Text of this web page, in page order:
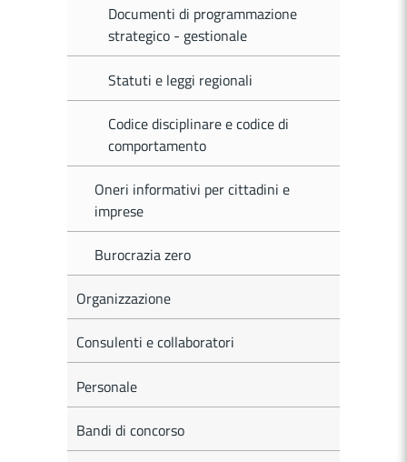
Documenti di programmazione
strategico - gestionale
Statuti e leggi regionali
Codice disciplinare e codice di
comportamento
Oneri informativi per cittadini e
imprese
Burocrazia zero
Organizzazione
Consulenti e collaboratori
Personale
Bandi di concorso